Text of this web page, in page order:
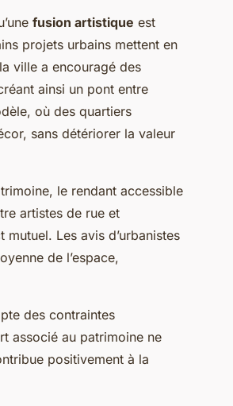
fusion artistique est
projets urbains mettent en
ville a encouragé des
ainsi un pont entre
où des quartiers
sans détériorer la valeur
le rendant accessible
artistes de rue et
Les avis d’urbanistes
de l’espace,
des contraintes
associé au patrimoine ne
positivement à la